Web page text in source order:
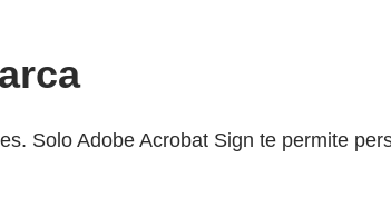
Solo Adobe Acrobat Sign te permite